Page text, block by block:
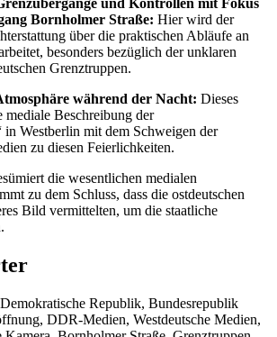
und Kontrollen mit Fokus
Bornholmer Straße: Hier wird der
über die praktischen Abläufe an
besonders bezüglich der unklaren
Grenztruppen.
während der Nacht: Dieses
Beschreibung der
in Westberlin mit dem Schweigen der
zu diesen Feierlichkeiten.
die wesentlichen medialen
zu dem Schluss, dass die ostdeutschen
Bild vermittelten, um die staatliche
Republik, Bundesrepublik
DDR-Medien, Westdeutsche Medien,